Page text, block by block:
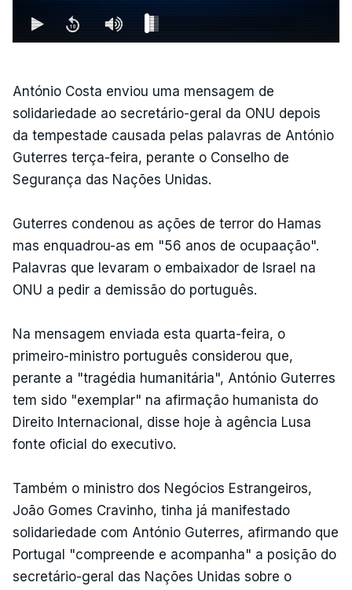
António Costa enviou uma mensagem de
solidariedade ao secretário-geral da ONU depois
da tempestade causada pelas palavras de António
Guterres terça-feira, perante o Conselho de
Segurança das Nações Unidas.
Guterres condenou as ações de terror do Hamas
mas enquadrou-as em "56 anos de ocupaação".
Palavras que levaram o embaixador de Israel na
ONU a pedir a demissão do português.
Na mensagem enviada esta quarta-feira, o
primeiro-ministro português considerou que,
perante a "tragédia humanitária", António Guterres
tem sido "exemplar" na afirmação humanista do
Direito Internacional, disse hoje à agência Lusa
fonte oficial do executivo.
Também o ministro dos Negócios Estrangeiros,
João Gomes Cravinho, tinha já manifestado
solidariedade com António Guterres, afirmando que
Portugal "compreende e acompanha" a posição do
secretário-geral das Nações Unidas sobre o